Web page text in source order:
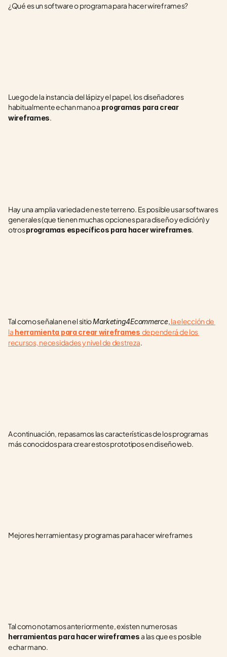
¿Qué es un software o programa para hacer wireframes?
Luego de la instancia del lápiz y el papel, los diseñadores
habitualmente echan mano a programas para crear
wireframes.
Hay una amplia variedad en este terreno. Es posible usar softwares
generales (que tienen muchas opciones para diseño y edición) y
otros programas específicos para hacer wireframes.
Tal como señalan en el sitio Marketing4Ecommerce, la elección de
la herramienta para crear wireframes dependerá de los
recursos, necesidades y nivel de destreza.
A continuación, repasamos las características de los programas
más conocidos para crear estos prototipos en diseño web.
Mejores herramientas y programas para hacer wireframes
Tal como notamos anteriormente, existen numerosas
herramientas para hacer wireframes a las que es posible
echar mano.